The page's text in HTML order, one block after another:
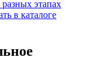
этапах
в каталоге